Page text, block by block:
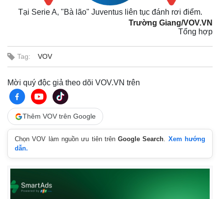
Chứng khoán
Giá cà phê
Tại Serie A, "Bà lão" Juventus liên tục đánh rơi điểm.
Trường Giang/VOV.VN
Tổng hợp
Tag: VOV
Mời quý độc giả theo dõi VOV.VN trên
Thêm VOV trên Google
Chọn VOV làm nguồn ưu tiên trênGoogle Search. Xem hướng
dẫn.